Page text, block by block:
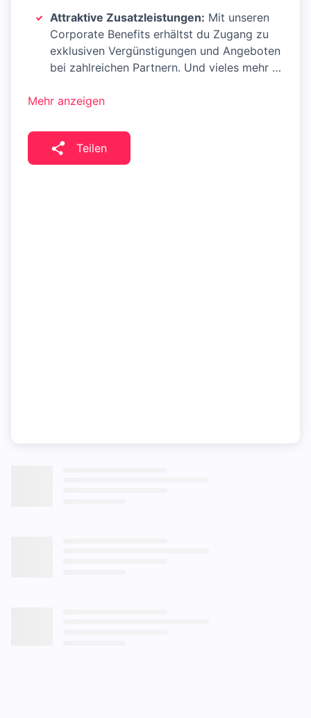
Attraktive Zusatzleistungen: Mit unseren
Corporate Benefits erhältst du Zugang zu
exklusiven Vergünstigungen und Angeboten
bei zahlreichen Partnern. Und vieles mehr …
Mehr anzeigen
Teilen